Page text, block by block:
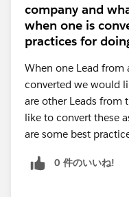
company and
when one is
practices for
When one Lead from
converted we would
are other Leads from
like to convert these
are some best
0 件のいいね!